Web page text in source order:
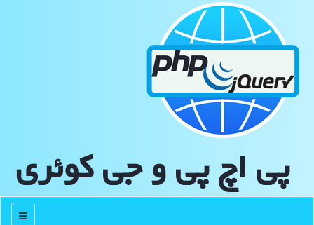
پی اچ پی و جی كوئری
منو